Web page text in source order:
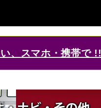
、スマホ・携帯で !!